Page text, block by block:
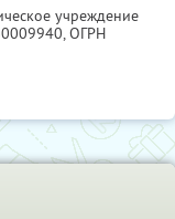
учреждение
, ОГРН